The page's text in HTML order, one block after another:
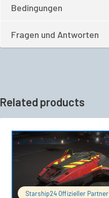
Bedingungen
Fragen und Antworten
Related products
Starship24 Offizieller Partner
IN